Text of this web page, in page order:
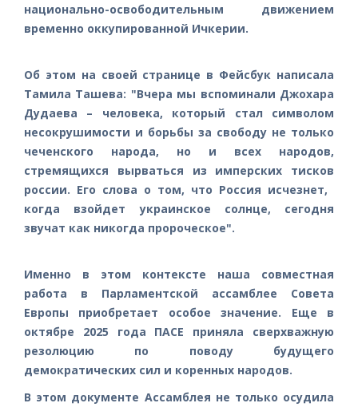
национально-освободительным движением
временно оккупированной Ичкерии.
Об этом на своей странице в Фейсбук написала
Тамила Ташева: "Вчера мы вспоминали Джохара
Дудаева – человека, который стал символом
несокрушимости и борьбы за свободу не только
чеченского народа, но и всех народов,
стремящихся вырваться из имперских тисков
россии. Его слова о том, что Россия исчезнет, ​​
когда взойдет украинское солнце, сегодня
звучат как никогда пророческое".
Именно в этом контексте наша совместная
работа в Парламентской ассамблее Совета
Европы приобретает особое значение. Еще в
октябре 2025 года ПАСЕ приняла сверхважную
резолюцию по поводу будущего
демократических сил и коренных народов.
В этом документе Ассамблея не только осудила